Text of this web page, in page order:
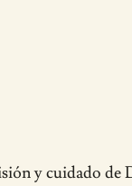
y cuidado de